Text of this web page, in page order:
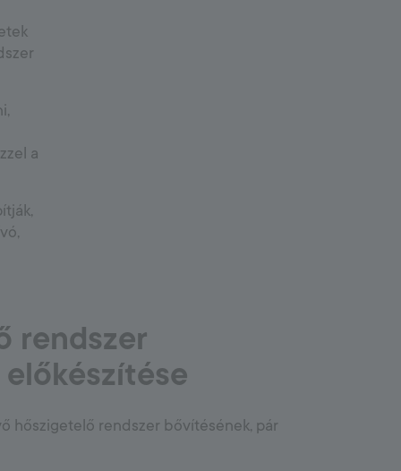
a
rendszer
hőszigetelő rendszer bővítésének, pár